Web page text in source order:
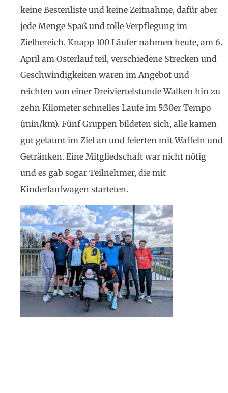
keine Bestenliste und keine Zeitnahme, dafür aber
jede Menge Spaß und tolle Verpflegung im
Zielbereich. Knapp 100 Läufer nahmen heute, am 6.
April am Osterlauf teil, verschiedene Strecken und
Geschwindigkeiten waren im Angebot und
reichten von einer Dreiviertelstunde Walken hin zu
zehn Kilometer schnelles Laufe im 5:30er Tempo
(min/km). Fünf Gruppen bildeten sich, alle kamen
gut gelaunt im Ziel an und feierten mit Waffeln und
Getränken. Eine Mitgliedschaft war nicht nötig
und es gab sogar Teilnehmer, die mit
Kinderlaufwagen starteten.